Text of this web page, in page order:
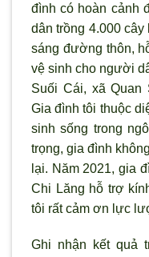
đình có hoàn cảnh
dân trồng 4.000
sáng đường thôn,
vệ sinh cho người
Suối Cái, xã Quan
Gia đình tôi thuộc
sinh sống trong
trọng, gia đình
lại. Năm 2021, gia
Chi Lăng hỗ trợ
tôi rất cảm ơn lực
Ghi nhận kết quả